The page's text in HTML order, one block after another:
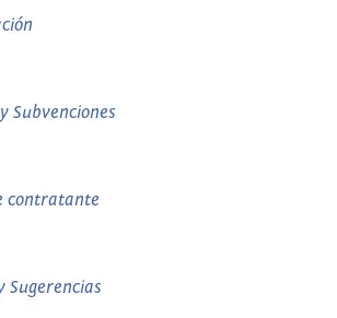
Subvenciones
contratante
Sugerencias